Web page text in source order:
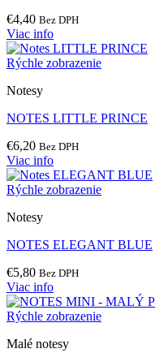
€4,40 Bez DPH
Viac info
Rýchle zobrazenie
Notesy
NOTES LITTLE PRINCE
€6,20 Bez DPH
Viac info
Rýchle zobrazenie
Notesy
NOTES ELEGANT BLUE
€5,80 Bez DPH
Viac info
Rýchle zobrazenie
Malé notesy